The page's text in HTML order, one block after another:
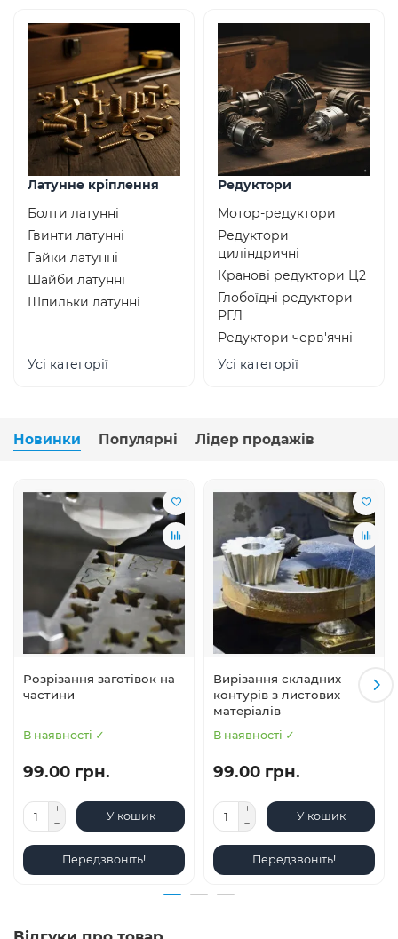
Латунне кріплення
Болти латунні
Гвинти латунні
Гайки латунні
Шайби латунні
Шпильки латунні
Усі категорії
Редуктори
Мотор-редуктори
Редуктори
циліндричні
Кранові редуктори Ц2
Глобоїдні редуктори
РГЛ
Редуктори черв'ячні
Усі категорії
Новинки Популярні Лідер продажів
Розрізання заготівок на
частини
В наявності ✓
99.00 грн.
У кошик
Передзвоніть!
Вирізання складних
контурів з листових
матеріалів
В наявності ✓
99.00 грн.
У кошик
Передзвоніть!